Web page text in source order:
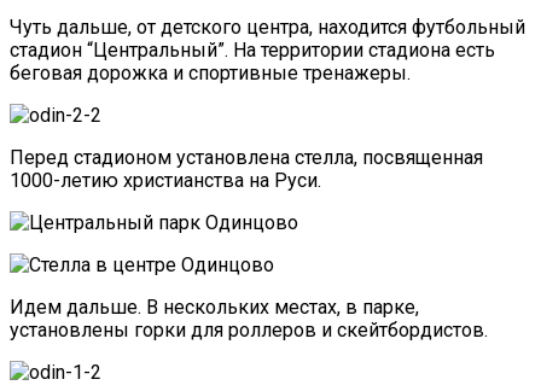
Чуть дальше, от детского центра, находится футбольный
стадион “Центральный”. На территории стадиона есть
беговая дорожка и спортивные тренажеры.
Перед стадионом установлена стелла, посвященная
1000-летию христианства на Руси.
Идем дальше. В нескольких местах, в парке,
установлены горки для роллеров и скейтбордистов.